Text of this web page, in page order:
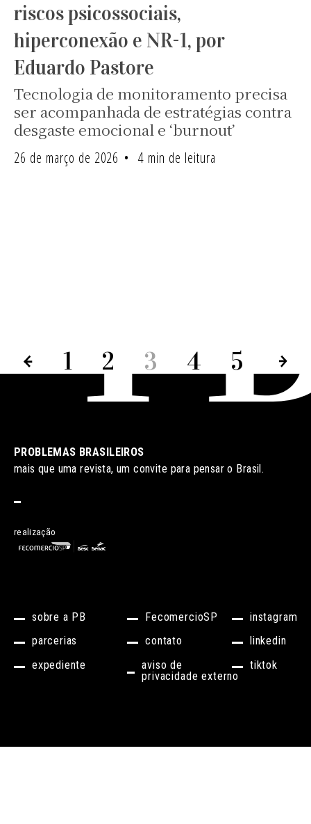
riscos psicossociais,
hiperconexão e NR-1, por
Eduardo Pastore
Tecnologia de monitoramento precisa
ser acompanhada de estratégias contra
desgaste emocional e ‘burnout’
26 de março de 2026 4 min de leitura
1 2 3 4 5
sobre a PB
parcerias
expediente
FecomercioSP
contato
aviso de
privacidade externo
instagram
linkedin
tiktok
PROBLEMAS BRASILEIROS
mais que uma revista, um convite para pensar o Brasil.
realização